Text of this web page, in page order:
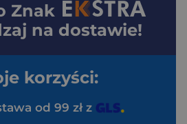
Znak
na dostawie!
korzyści:
od 99 zł z